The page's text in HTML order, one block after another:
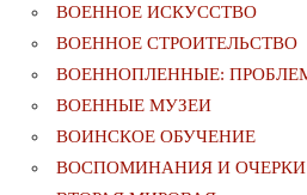
ВОЕННОЕ ИСКУССТВО
ВОЕННОЕ СТРОИТЕЛЬСТВО
ВОЕННОПЛЕННЫЕ:
ВОЕННЫЕ МУЗЕИ
ВОИНСКОЕ ОБУЧЕНИЕ
ВОСПОМИНАНИЯ И ОЧЕРКИ